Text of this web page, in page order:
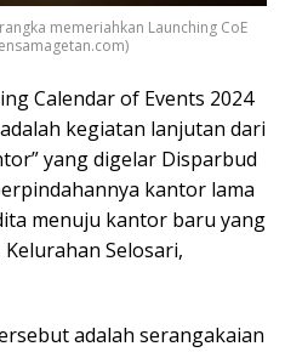
memeriahkan Launching CoE
Calendar of Events 2024
kegiatan lanjutan dari
yang digelar Disparbud
kantor lama
menuju kantor baru yang
Selosari,
adalah serangakaian